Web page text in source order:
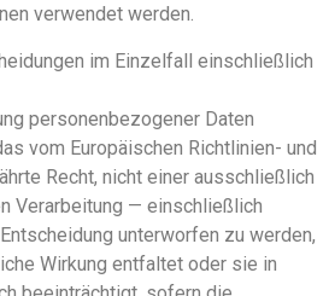
verwendet werden.
im Einzelfall einschließlich
personenbezogener Daten
vom Europäischen Richtlinien- und
Recht, nicht einer ausschließlich
Verarbeitung — einschließlich
unterworfen zu werden,
Wirkung entfaltet oder sie in